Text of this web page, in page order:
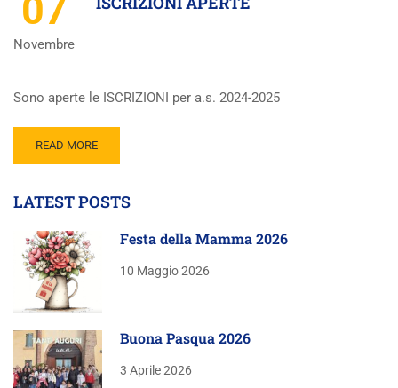
07
Novembre
Sono aperte le ISCRIZIONI per a.s. 2024-2025
READ MORE
LATEST POSTS
Festa della Mamma 2026
10 Maggio 2026
Buona Pasqua 2026
3 Aprile 2026